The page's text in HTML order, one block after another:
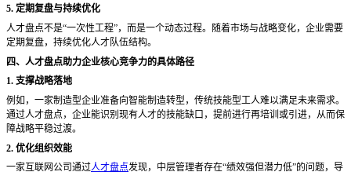
5. 定期复盘与持续优化
人才盘点不是“一次性工程”，而是一个动态过程。随着市场与战略变化，企业需要
定期复盘，持续优化人才队伍结构。
四、人才盘点助力企业核心竞争力的具体路径
1. 支撑战略落地
例如，一家制造型企业准备向智能制造转型，传统技能型工人难以满足未来需求。
通过人才盘点，企业能识别现有人才的技能缺口，提前进行再培训或引进，从而保
障战略平稳过渡。
2. 优化组织效能
一家互联网公司通过人才盘点发现，中层管理者存在“绩效强但潜力低”的问题，导